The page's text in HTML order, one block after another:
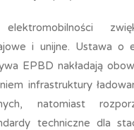
elektromobilności
i unijne. Ustawa o
EPBD nakładają
infrastruktury
natomiast
techniczne dla